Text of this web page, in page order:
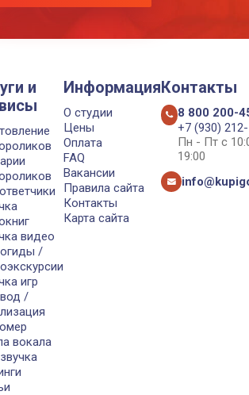
и
видео
/
игр
/
вокала
Информация
О студии
Цены
Оплата
FAQ
Вакансии
Правила сайта
Контакты
Карта сайта
Контакты
8 800 200-
+7 (930)
Пн - Пт с
19:00